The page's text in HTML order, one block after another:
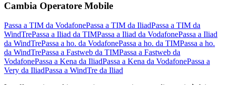
Cambia Operatore Mobile
Passa a TIM da VodafonePassa a TIM da IliadPassa a TIM da
WindTrePassa a Iliad da TIMPassa a Iliad da VodafonePassa a Iliad
da WindTrePassa a ho. da VodafonePassa a ho. da TIMPassa a ho.
da WindTrePassa a Fastweb da TIMPassa a Fastweb da
VodafonePassa a Kena da IliadPassa a Kena da VodafonePassa a
Very da IliadPassa a WindTre da Iliad